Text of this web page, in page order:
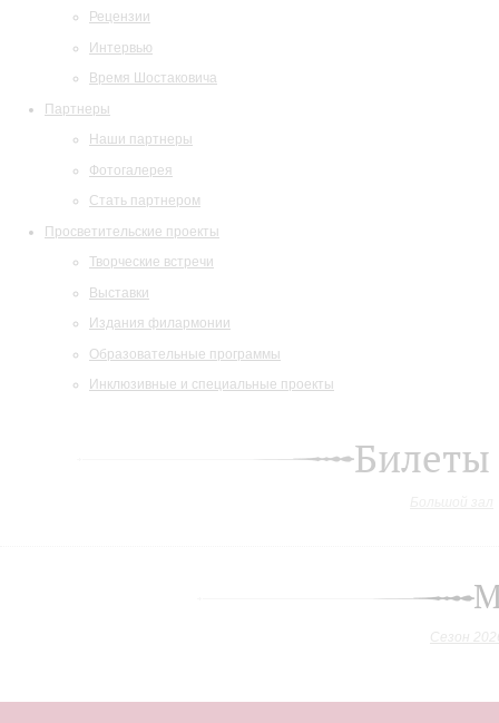
Рецензии
Интервью
Время Шостаковича
Партнеры
Наши партнеры
Фотогалерея
Стать партнером
Просветительские проекты
Творческие встречи
Выставки
Издания филармонии
Образовательные программы
Инклюзивные и специальные проекты
Сезон